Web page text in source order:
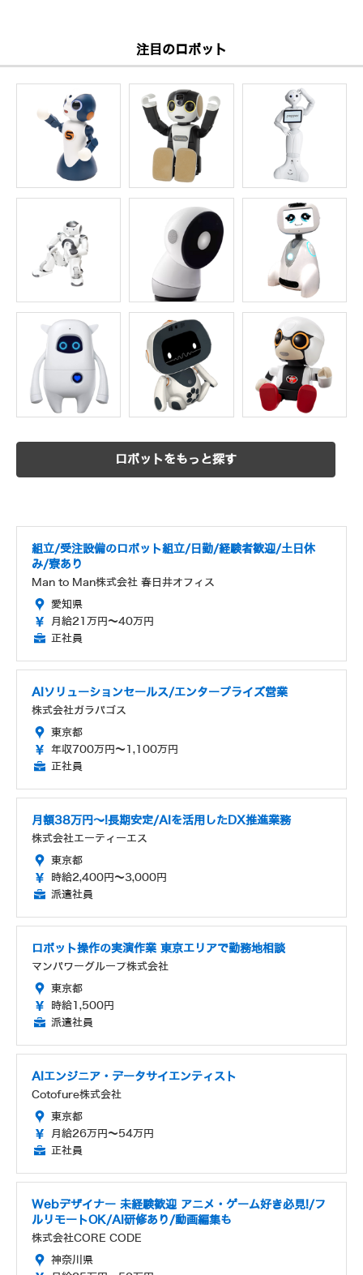
注目のロボット
ロボットをもっと探す
組立/受注設備のロボット組立/日勤/経験者歓迎/土日休
み/寮あり
Man to Man株式会社 春日井オフィス
愛知県
月給21万円～40万円
正社員
AIソリューションセールス/エンタープライズ営業
株式会社ガラパゴス
東京都
年収700万円～1,100万円
正社員
月額38万円～!長期安定/AIを活用したDX推進業務
株式会社エーティーエス
東京都
時給2,400円～3,000円
派遣社員
ロボット操作の実演作業 東京エリアで勤務地相談
マンパワーグループ株式会社
東京都
時給1,500円
派遣社員
AIエンジニア・データサイエンティスト
Cotofure株式会社
東京都
月給26万円～54万円
正社員
Webデザイナー 未経験歓迎 アニメ・ゲーム好き必見!/フ
ルリモートOK/AI研修あり/動画編集も
株式会社CORE CODE
神奈川県